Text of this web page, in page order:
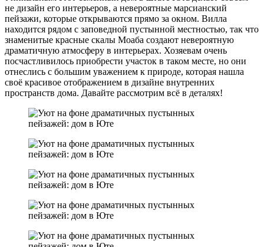
не дизайн его интерьеров, а невероятные марсианский
пейзажи, которые открываются прямо за окном. Вилла
находится рядом с заповедной пустынной местностью, так что
знаменитые красные скалы Моаба создают невероятную
драматичную атмосферу в интерьерах. Хозяевам очень
посчастливилось приобрести участок в таком месте, но они
отнеслись с большим уважением к природе, которая нашла
своё красивое отображением в дизайне внутренних
пространств дома. Давайте рассмотрим всё в деталях!